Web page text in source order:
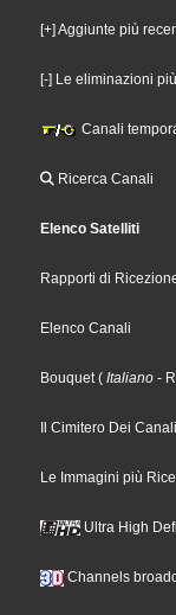
[+] Aggiunte più
[-] Le eliminazioni
Canali
Ricerca Canali
Elenco Satelliti
Rapporti di
Elenco Canali
Bouquet ( Italiano -
Il Cimitero Dei Canali
Le Immagini più
Ultra High
Channels